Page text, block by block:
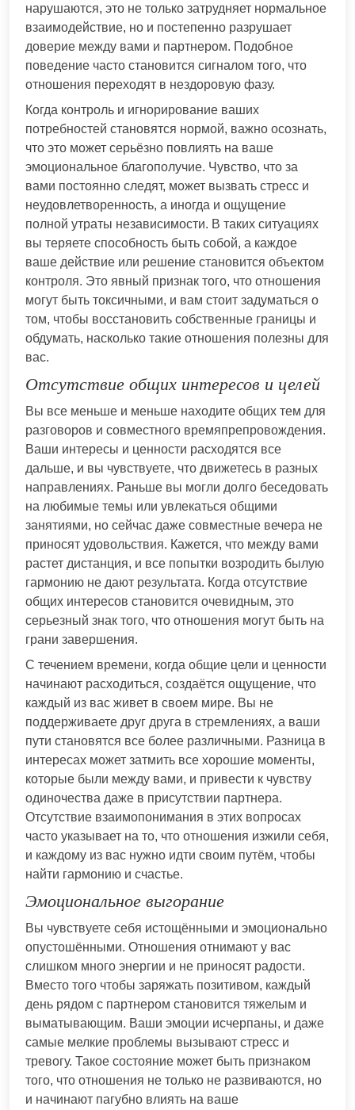
нарушаются, это не только затрудняет нормальное
взаимодействие, но и постепенно разрушает
доверие между вами и партнером. Подобное
поведение часто становится сигналом того, что
отношения переходят в нездоровую фазу.
Когда контроль и игнорирование ваших
потребностей становятся нормой, важно осознать,
что это может серьёзно повлиять на ваше
эмоциональное благополучие. Чувство, что за
вами постоянно следят, может вызвать стресс и
неудовлетворенность, а иногда и ощущение
полной утраты независимости. В таких ситуациях
вы теряете способность быть собой, а каждое
ваше действие или решение становится объектом
контроля. Это явный признак того, что отношения
могут быть токсичными, и вам стоит задуматься о
том, чтобы восстановить собственные границы и
обдумать, насколько такие отношения полезны для
вас.
Отсутствие общих интересов и целей
Вы все меньше и меньше находите общих тем для
разговоров и совместного времяпрепровождения.
Ваши интересы и ценности расходятся все
дальше, и вы чувствуете, что движетесь в разных
направлениях. Раньше вы могли долго беседовать
на любимые темы или увлекаться общими
занятиями, но сейчас даже совместные вечера не
приносят удовольствия. Кажется, что между вами
растет дистанция, и все попытки возродить былую
гармонию не дают результата. Когда отсутствие
общих интересов становится очевидным, это
серьезный знак того, что отношения могут быть на
грани завершения.
С течением времени, когда общие цели и ценности
начинают расходиться, создаётся ощущение, что
каждый из вас живет в своем мире. Вы не
поддерживаете друг друга в стремлениях, а ваши
пути становятся все более различными. Разница в
интересах может затмить все хорошие моменты,
которые были между вами, и привести к чувству
одиночества даже в присутствии партнера.
Отсутствие взаимопонимания в этих вопросах
часто указывает на то, что отношения изжили себя,
и каждому из вас нужно идти своим путём, чтобы
найти гармонию и счастье.
Эмоциональное выгорание
Вы чувствуете себя истощёнными и эмоционально
опустошёнными. Отношения отнимают у вас
слишком много энергии и не приносят радости.
Вместо того чтобы заряжать позитивом, каждый
день рядом с партнером становится тяжелым и
выматывающим. Ваши эмоции исчерпаны, и даже
самые мелкие проблемы вызывают стресс и
тревогу. Такое состояние может быть признаком
того, что отношения не только не развиваются, но
и начинают пагубно влиять на ваше